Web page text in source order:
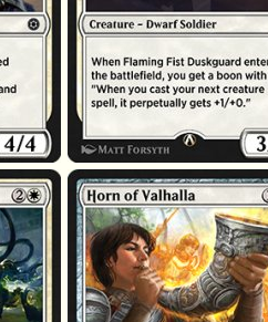
Cor du Valhalla
Appel d'Ysgard